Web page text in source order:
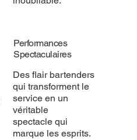
Performances
Spectaculaires
Des flair bartenders
qui transforment le
service en un
véritable
spectacle qui
marque les esprits.